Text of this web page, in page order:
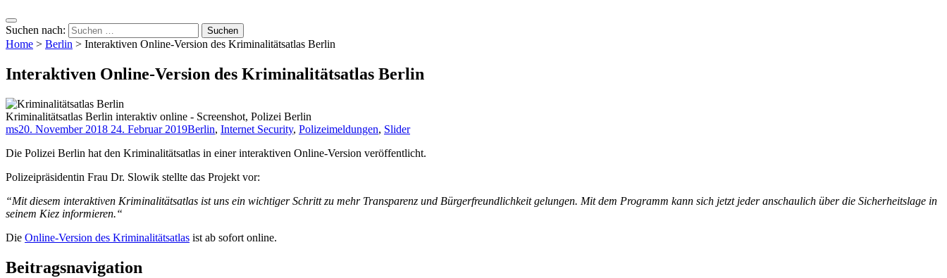
Suchen nach:
Home > Berlin > Interaktiven Online-Version des Kriminalitätsatlas Berlin
Interaktiven Online-Version des Kriminalitätsatlas Berlin
Kriminalitätsatlas Berlin interaktiv online - Screenshot, Polizei Berlin
ms20. November 2018 24. Februar 2019Berlin, Internet Security, Polizeimeldungen, Slider
Die Polizei Berlin hat den Kriminalitätsatlas in einer interaktiven Online-Version veröffentlicht.
Polizeipräsidentin Frau Dr. Slowik stellte das Projekt vor:
“Mit diesem interaktiven Kriminalitätsatlas ist uns ein wichtiger Schritt zu mehr Transparenz und Bürgerfreundlichkeit gelungen. Mit dem Programm kann sich jetzt jeder anschaulich über die Sicherheitslage in
seinem Kiez informieren.“
Die Online-Version des Kriminalitätsatlas ist ab sofort online.
Beitragsnavigation